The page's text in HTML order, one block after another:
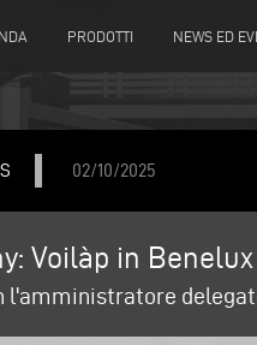
PRODOTTI NEWS ED
02/10/2025
Voilàp in Benelux